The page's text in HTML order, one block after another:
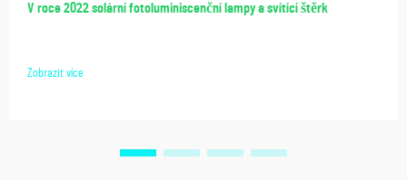
V roce 2022 solární fotoluminiscenční lampy a svítící štěrk
Zobrazit více